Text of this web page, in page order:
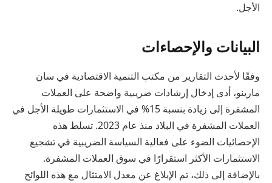
الأجل.
البيانات والإحصاءات
وفقًا لأحدث التقارير من مكتب التنمية الاقتصادية في سان
مارينو، أدى إدخال إرشادات ضريبية واضحة على العملات
المشفرة إلى زيادة بنسبة 15% في الاستثمارات طويلة الأجل في
العملات المشفرة في البلاد منذ عام 2023. تسلط هذه
الإحصائيات الضوء على فعالية السياسة الضريبية في تشجيع
الاستثمارات الأكثر استقرارًا في سوق العملات المشفرة.
بالإضافة إلى ذلك، تم الإبلاغ عن معدل الامتثال مع هذه اللوائح